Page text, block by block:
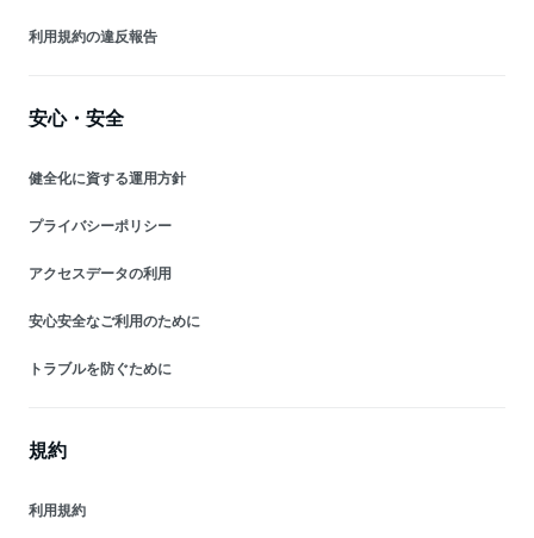
利用規約の違反報告
安心・安全
健全化に資する運用方針
プライバシーポリシー
アクセスデータの利用
安心安全なご利用のために
トラブルを防ぐために
規約
利用規約